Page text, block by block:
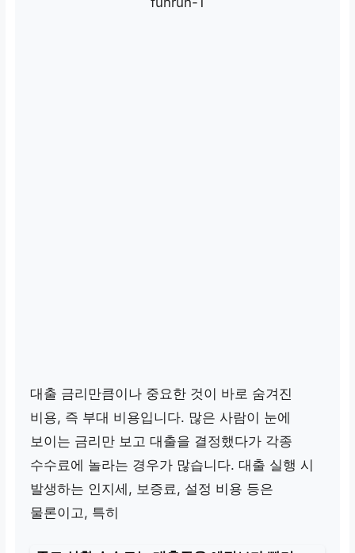
대출 금리만큼이나 중요한 것이 바로 숨겨진
비용, 즉 부대 비용입니다. 많은 사람이 눈에
보이는 금리만 보고 대출을 결정했다가 각종
수수료에 놀라는 경우가 많습니다. 대출 실행 시
발생하는 인지세, 보증료, 설정 비용 등은
물론이고, 특히